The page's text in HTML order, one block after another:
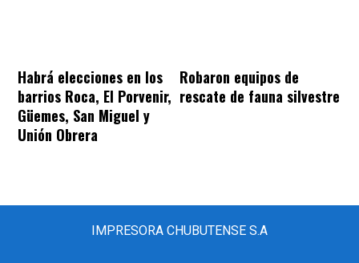
Habrá elecciones en los
barrios Roca, El Porvenir,
Güemes, San Miguel y
Unión Obrera
Robaron equipos de
rescate de fauna silvestre
IMPRESORA CHUBUTENSE S.A